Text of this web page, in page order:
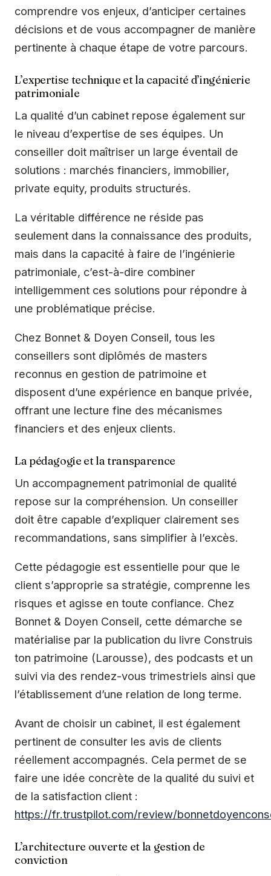
comprendre vos enjeux, d’anticiper certaines
décisions et de vous accompagner de manière
pertinente à chaque étape de votre parcours.
L’expertise technique et la capacité d’ingénierie
patrimoniale
La qualité d’un cabinet repose également sur
le niveau d’expertise de ses équipes. Un
conseiller doit maîtriser un large éventail de
solutions : marchés financiers, immobilier,
private equity, produits structurés.
La véritable différence ne réside pas
seulement dans la connaissance des produits,
mais dans la capacité à faire de l’ingénierie
patrimoniale, c’est-à-dire combiner
intelligemment ces solutions pour répondre à
une problématique précise.
Chez Bonnet & Doyen Conseil, tous les
conseillers sont diplômés de masters
reconnus en gestion de patrimoine et
disposent d’une expérience en banque privée,
offrant une lecture fine des mécanismes
financiers et des enjeux clients.
La pédagogie et la transparence
Un accompagnement patrimonial de qualité
repose sur la compréhension. Un conseiller
doit être capable d’expliquer clairement ses
recommandations, sans simplifier à l’excès.
Cette pédagogie est essentielle pour que le
client s’approprie sa stratégie, comprenne les
risques et agisse en toute confiance. Chez
Bonnet & Doyen Conseil, cette démarche se
matérialise par la publication du livre Construis
ton patrimoine (Larousse), des podcasts et un
suivi via des rendez-vous trimestriels ainsi que
l’établissement d’une relation de long terme.
Avant de choisir un cabinet, il est également
pertinent de consulter les avis de clients
réellement accompagnés. Cela permet de se
faire une idée concrète de la qualité du suivi et
de la satisfaction client :
https://fr.trustpilot.com/review/
L’architecture ouverte et la gestion de
conviction